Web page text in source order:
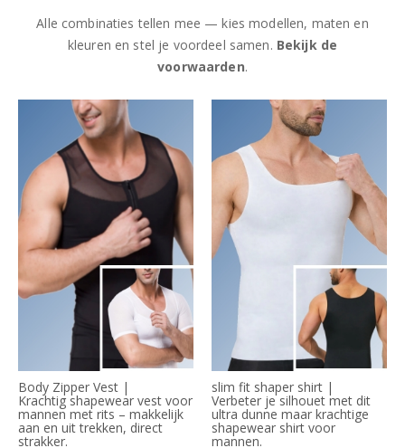
Alle combinaties tellen mee — kies modellen, maten en
kleuren en stel je voordeel samen. Bekijk de
voorwaarden.
Body Zipper Vest |
Krachtig shapewear vest voor
mannen met rits – makkelijk
aan en uit trekken, direct
strakker.
slim fit shaper shirt |
Verbeter je silhouet met dit
ultra dunne maar krachtige
shapewear shirt voor
mannen.